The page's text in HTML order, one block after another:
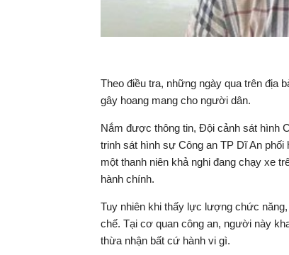
Theo điều tra, những ngày qua trên địa
gây hoang mang cho người dân.
Nắm được thông tin, Đội cảnh sát hình
trinh sát hình sự Công an TP Dĩ An
một thanh niên khả nghi đang chạy xe
hành chính.
Tuy nhiên khi thấy lực lượng chức
chế. Tại cơ quan công an, người này
thừa nhận bất cứ hành vi gì.